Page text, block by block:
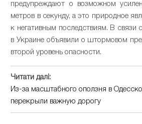
предупреждают о возможном
метров в секунду, а это природное
к негативным последствиям. В связи
в Украине объявили о штормовом
второй уровень опасности.
Читати далі:
Из-за масштабного оползня в
перекрыли важную дорогу